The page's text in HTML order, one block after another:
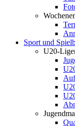
Sport und
U20-